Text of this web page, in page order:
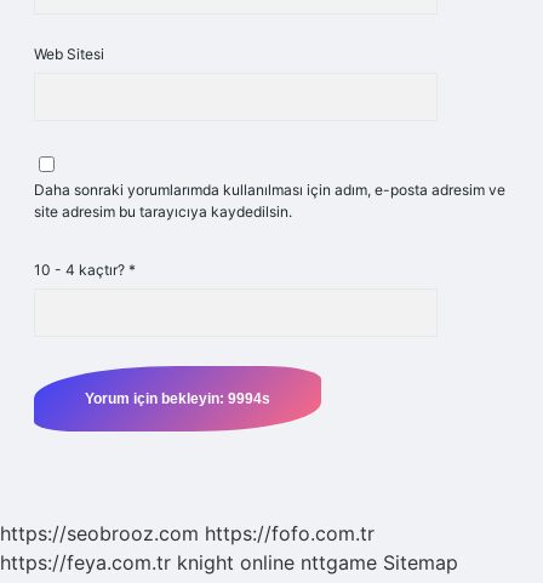
Web Sitesi
Daha sonraki yorumlarımda kullanılması için adım, e-posta adresim ve
site adresim bu tarayıcıya kaydedilsin.
10 - 4 kaçtır? *
https://seobrooz.com https://fofo.com.tr
https://feya.com.tr knight online nttgame Sitemap